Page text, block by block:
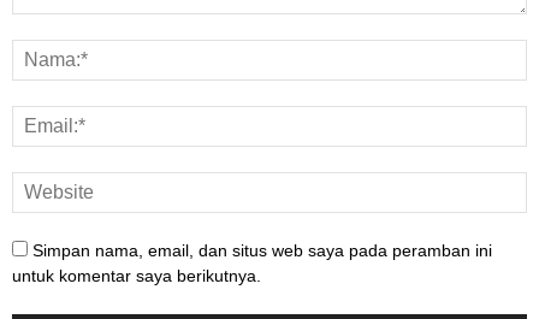
Simpan nama, email, dan situs web saya pada peramban ini
untuk komentar saya berikutnya.